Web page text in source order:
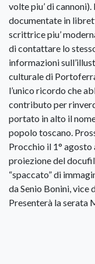
volte piu’ di
documentate in
scrittrice piu’
di contattare lo
informazioni
culturale di
l’unico ricordo che
contributo per
portato in alto il nome
popolo toscano.
Procchio il 1° agosto
proiezione del
“spaccato” di
da Senio Bonini, vice
Presenterà la serata